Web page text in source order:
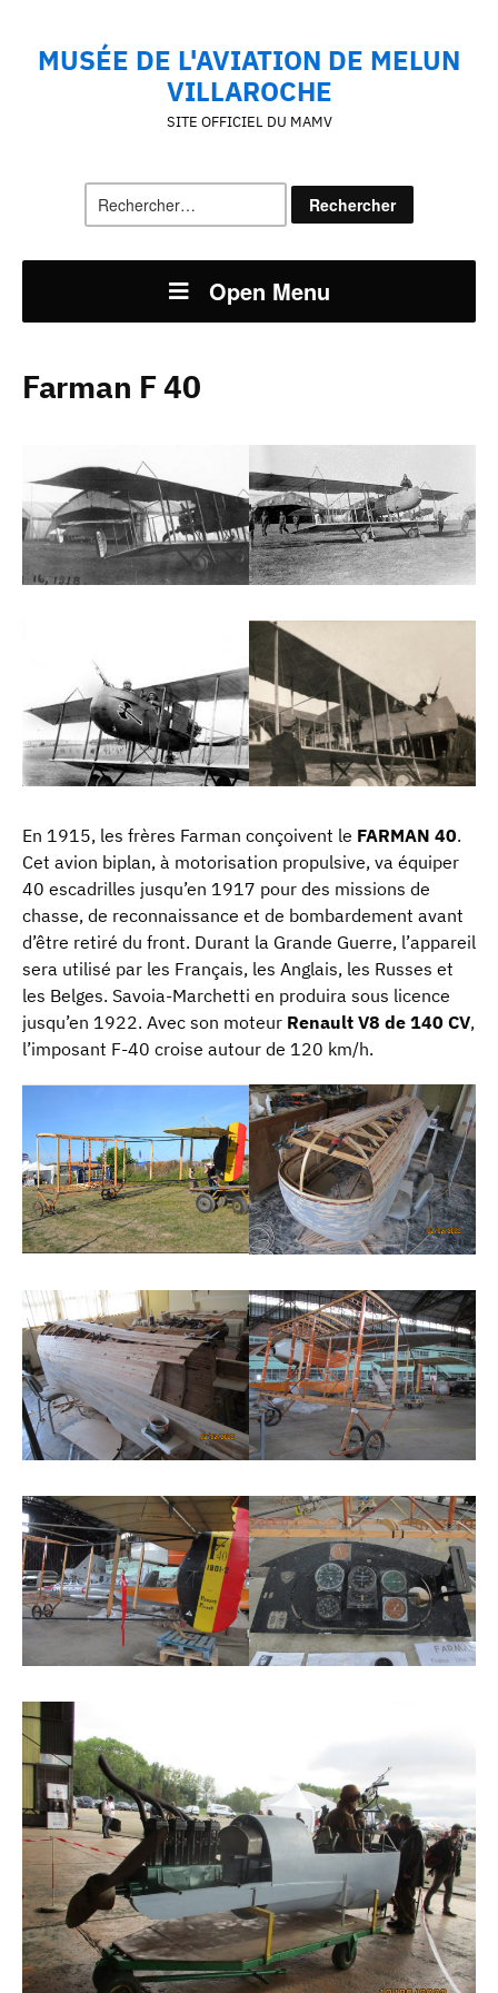
MUSÉE DE L'AVIATION DE MELUN
VILLAROCHE
SITE OFFICIEL DU MAMV
Open Menu
Farman F 40
En 1915, les frères Farman conçoivent le FARMAN 40.
Cet avion biplan, à motorisation propulsive, va équiper
40 escadrilles jusqu’en 1917 pour des missions de
chasse, de reconnaissance et de bombardement avant
d’être retiré du front. Durant la Grande Guerre, l’appareil
sera utilisé par les Français, les Anglais, les Russes et
les Belges. Savoia-Marchetti en produira sous licence
jusqu’en 1922. Avec son moteur Renault V8 de 140 CV,
l’imposant F-40 croise autour de 120 km/h.